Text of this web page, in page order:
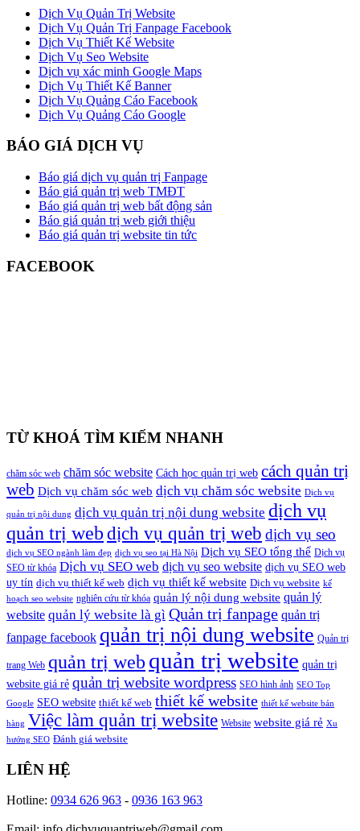
Dịch Vụ Quản Trị Website
Dịch Vụ Quản Trị Fanpage Facebook
Dịch Vụ Thiết Kế Website
Dịch Vụ Seo Website
Dịch vụ xác minh Google Maps
Dịch Vụ Thiết Kế Banner
Dịch Vụ Quảng Cáo Facebook
Dịch Vụ Quảng Cáo Google
BÁO GIÁ DỊCH VỤ
Báo giá dịch vụ quản trị Fanpage
Báo giá quản trị web TMĐT
Báo giá quản trị web bất động sản
Báo giá quản trị web giới thiệu
Báo giá quản trị website tin tức
FACEBOOK
TỪ KHOÁ TÌM KIẾM NHANH
chăm sóc web chăm sóc website Cách học quản trị web cách quản trị
web Dịch vụ chăm sóc web dịch vụ chăm sóc website Dịch vụ
quản trị nội dung dịch vụ quản trị nội dung website dịch vụ
quản trị web dịch vụ quản trị web dịch vụ seo
dịch vụ SEO ngành làm đẹp dịch vụ seo tại Hà Nội Dịch vụ SEO tổng thể Dịch vụ
SEO từ khóa Dịch vụ SEO web dịch vụ seo website dịch vụ SEO web
uy tín dịch vụ thiết kế web dịch vụ thiết kế website Dịch vụ website kế
hoạch seo website nghiên cứu từ khóa quản lý nội dung website quản lý
website quản lý website là gì Quản trị fanpage quản trị
fanpage facebook quản trị nội dung website Quản trị
trang Web quản trị web quản trị website quản trị
website giá rẻ quản trị website wordpress SEO hình ảnh SEO Top
Google SEO website thiết kế web thiết kế website thiết kế website bán
hàng Việc làm quản trị website Website website giá rẻ Xu
hướng SEO Đánh giá website
LIÊN HỆ
Hotline: 0934 626 963 - 0936 163 963